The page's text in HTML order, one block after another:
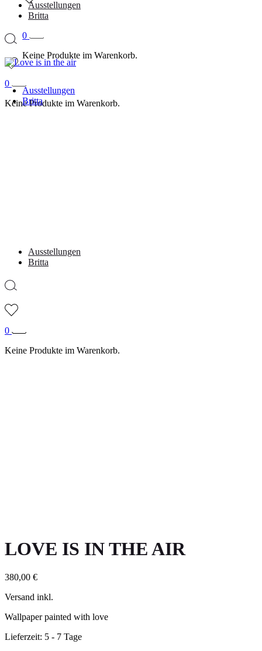
Ausstellungen
Britta
0
Keine Produkte im Warenkorb.
Ausstellungen
Britta
0
Keine Produkte im Warenkorb.
0
Keine Produkte im Warenkorb.
Ausstellungen
Britta
LOVE IS IN THE AIR
380,00 €
Versand inkl.
Wallpaper painted with love
Lieferzeit: 5 - 7 Tage